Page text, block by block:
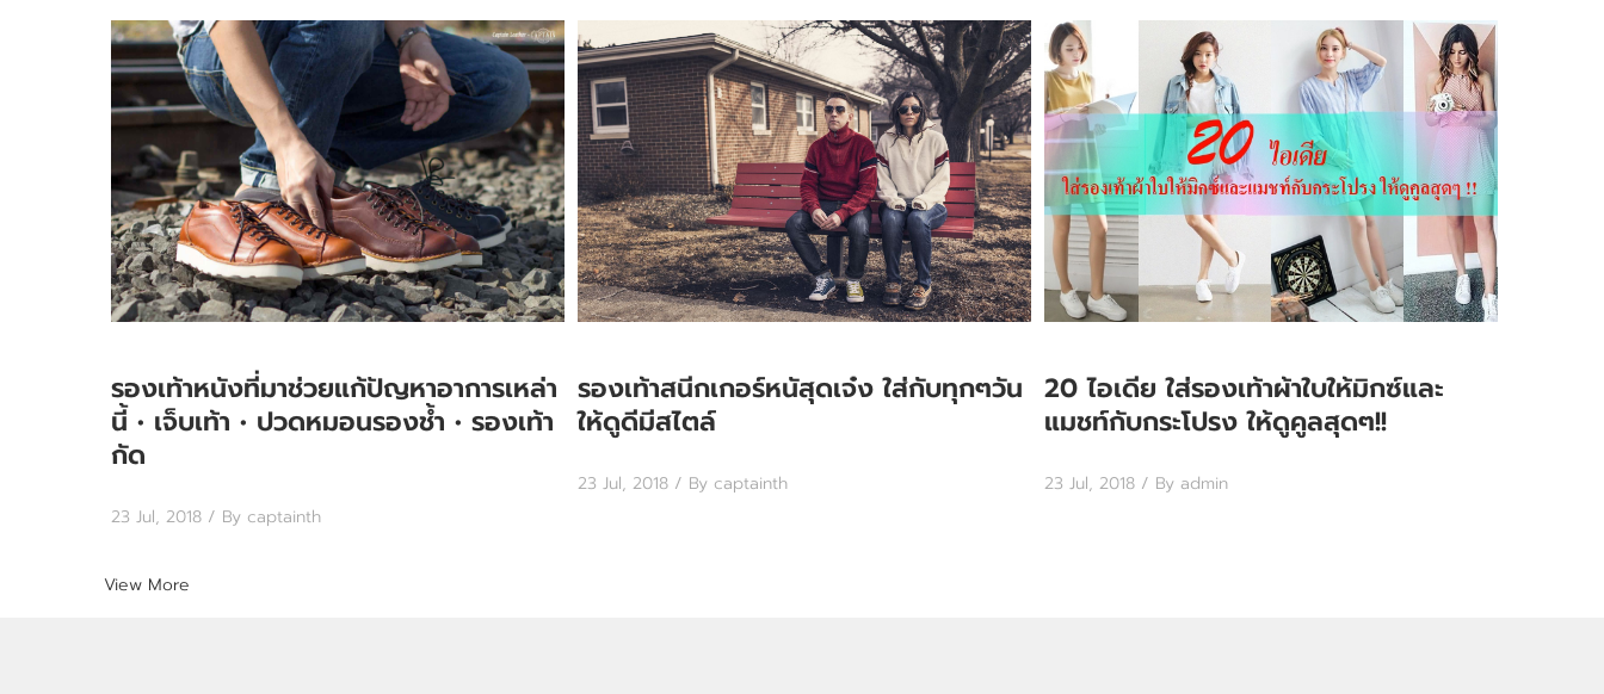
รองเท้าหนังที่มาช่วยแก้ปัญหาอาการเหล่า
นี้ • เจ็บเท้า • ปวดหมอนรองช้ำ • รองเท้า
กัด
23 Jul, 2018/ By captainth
รองเท้าสนีกเกอร์หนัสุดเจ๋ง ใส่กับทุกๆวัน
ให้ดูดีมีสไตล์
23 Jul, 2018/ By captainth
20 ไอเดีย ใส่รองเท้าผ้าใบให้มิกซ์และ
แมชท์กับกระโปรง ให้ดูคูลสุดๆ!!
23 Jul, 2018 / By admin
View More